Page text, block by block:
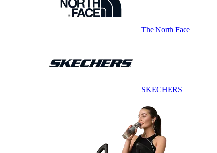
The North Face
SKECHERS